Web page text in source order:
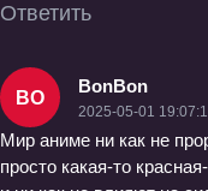
Ответить
BO
BonBon
2025-05-01
Мир аниме ни как не
просто какая-то